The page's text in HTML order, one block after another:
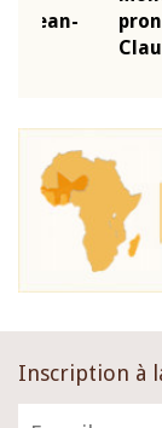
prononcée
Claude
Inscription à